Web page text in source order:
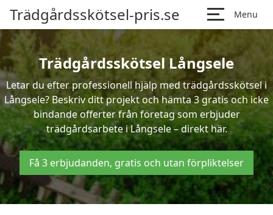
Trädgårdsskötsel-pris.se Menu
Trädgårdsskötsel Långsele
Letar du efter professionell hjälp med trädgårdsskötsel i
Långsele? Beskriv ditt projekt och hämta 3 gratis och icke
bindande offerter från företag som erbjuder
trädgårdsarbete i Långsele – direkt här.
Få 3 erbjudanden, gratis och utan förpliktelser